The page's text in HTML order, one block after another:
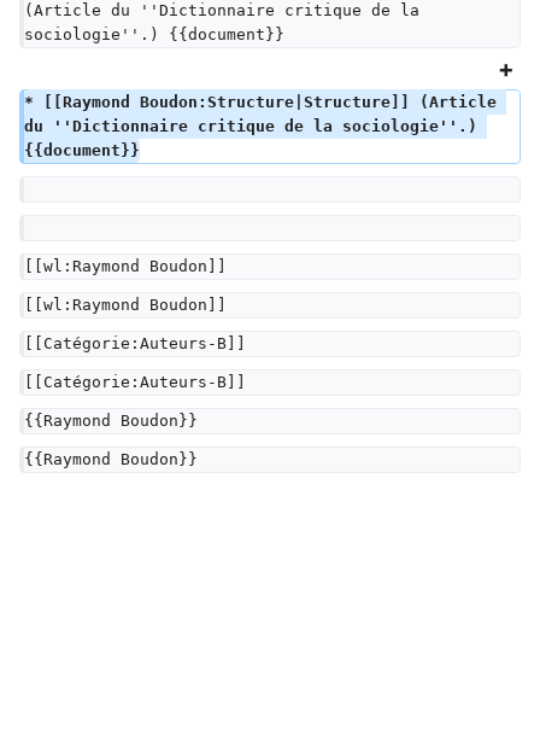
(Article du ''Dictionnaire critique de la
sociologie''.) {{document}}
* [[Raymond Boudon:Structure|Structure]] (Article
du ''Dictionnaire critique de la sociologie''.)
{{document}}
[[wl:Raymond Boudon]]
[[wl:Raymond Boudon]]
[[Catégorie:Auteurs-B]]
[[Catégorie:Auteurs-B]]
{{Raymond Boudon}}
{{Raymond Boudon}}